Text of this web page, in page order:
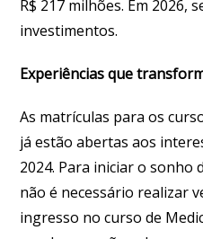
R$ 217 milhões. Em 2026,
investimentos.
Experiências que
As matrículas para os
já estão abertas aos
2024. Para iniciar o sonho
não é necessário realizar
ingresso no curso de